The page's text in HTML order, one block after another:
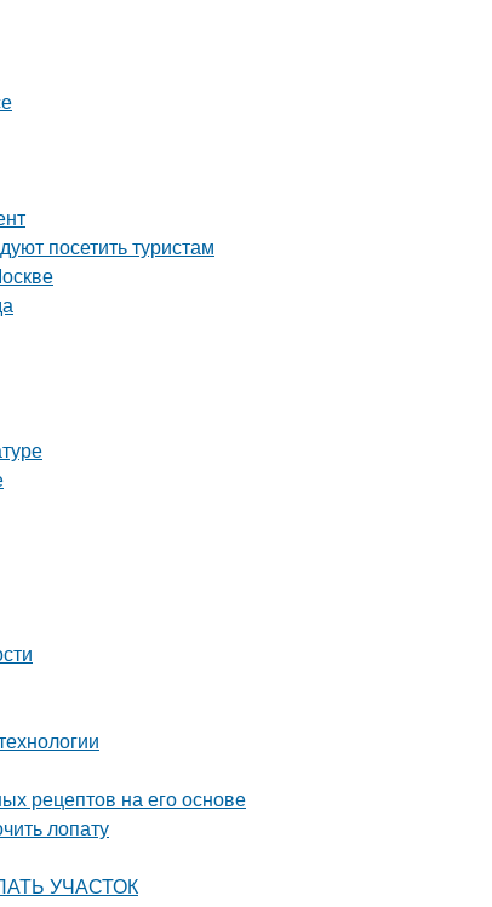
посетить туристам
рецептов на его основе
лопату
УЧАСТОК